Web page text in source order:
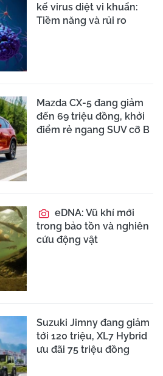
kế virus diệt vi khuẩn:
Tiềm năng và rủi ro
Mazda CX-5 đang giảm
đến 69 triệu đồng, khởi
điểm rẻ ngang SUV cỡ B
eDNA: Vũ khí mới
trong bảo tồn và nghiên
cứu động vật
Suzuki Jimny đang giảm
tới 120 triệu, XL7 Hybrid
ưu đãi 75 triệu đồng